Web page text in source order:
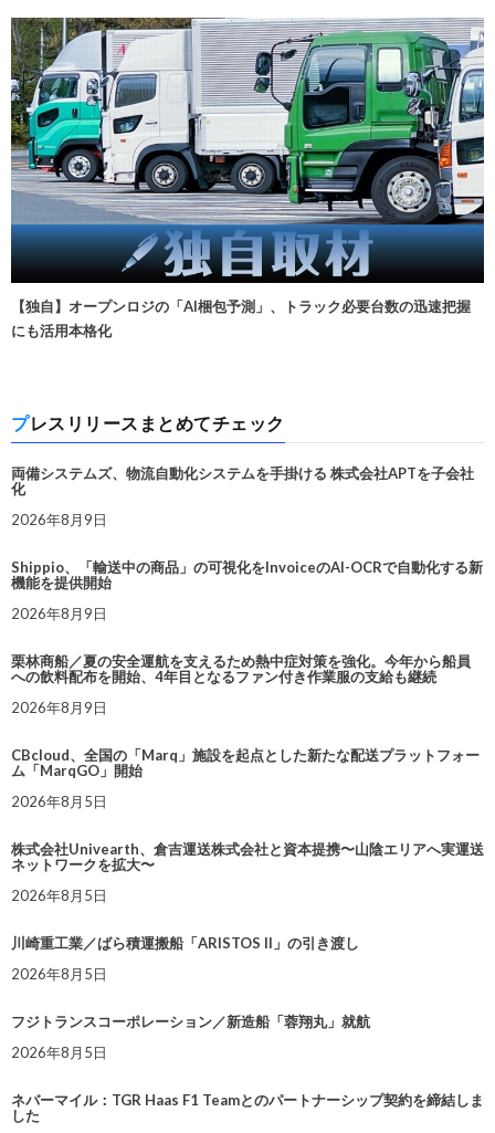
【独自】オープンロジの「AI梱包予測」、トラック必要台数の迅速把握
にも活用本格化
プレスリリースまとめてチェック
両備システムズ、物流自動化システムを手掛ける 株式会社APTを子会社
化
2026年8月9日
Shippio、「輸送中の商品」の可視化をInvoiceのAI-OCRで自動化する新
機能を提供開始
2026年8月9日
栗林商船／夏の安全運航を支えるため熱中症対策を強化。今年から船員
への飲料配布を開始、4年目となるファン付き作業服の支給も継続
2026年8月9日
CBcloud、全国の「Marq」施設を起点とした新たな配送プラットフォー
ム「MarqGO」開始
2026年8月5日
株式会社Univearth、倉吉運送株式会社と資本提携〜山陰エリアへ実運送
ネットワークを拡大〜
2026年8月5日
川崎重工業／ばら積運搬船「ARISTOS II」の引き渡し
2026年8月5日
フジトランスコーポレーション／新造船「蓉翔丸」就航
2026年8月5日
ネバーマイル：TGR Haas F1 Teamとのパートナーシップ契約を締結しま
した